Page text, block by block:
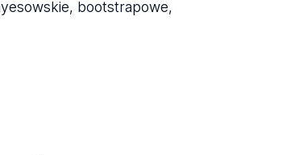
bootstrapowe,